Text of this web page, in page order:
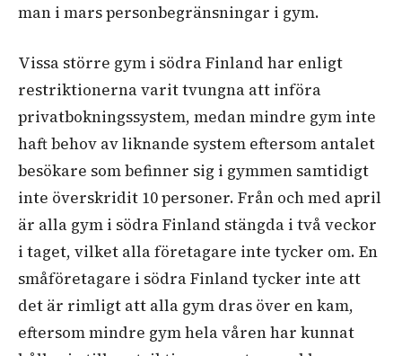
man i mars personbegränsningar i gym.
Vissa större gym i södra Finland har enligt
restriktionerna varit tvungna att införa
privatbokningssystem, medan mindre gym inte
haft behov av liknande system eftersom antalet
besökare som befinner sig i gymmen samtidigt
inte överskridit 10 personer. Från och med april
är alla gym i södra Finland stängda i två veckor
i taget, vilket alla företagare inte tycker om. En
småföretagare i södra Finland tycker inte att
det är rimligt att alla gym dras över en kam,
eftersom mindre gym hela våren har kunnat